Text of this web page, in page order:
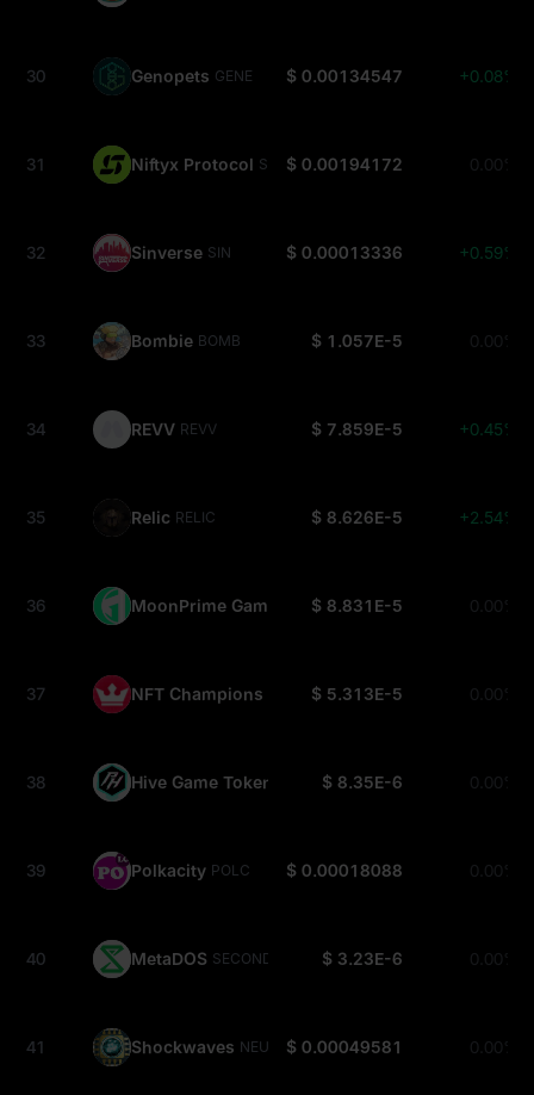
30 Genopets GENE $ 0.00134547 +0.08%
31 Niftyx Protocol SHROOM
$ 0.00194172 0.00%
32 Sinverse SIN $ 0.00013336 +0.59%
33 Bombie BOMB $ 1.057E-5 0.00%
34 REVV REVV $ 7.859E-5 +0.45%
35 Relic RELIC $ 8.626E-5 +2.54%
36 MoonPrime Games LUNAR
$ 8.831E-5 0.00%
37 NFT Champions CHAMP$ 5.313E-5 0.00%
38 Hive Game Token $ 8.35E-6 0.00%
39 Polkacity POLC $ 0.00018088 0.00%
40 MetaDOS SECOND $ 3.23E-6 0.00%
41 Shockwaves NEUROS$ 0.00049581 0.00%